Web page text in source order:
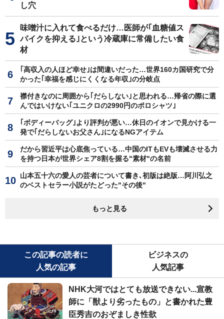
し穴
味噌汁に入れて食べるだけ…医師が｢血糖値ス
パイクを抑える｣という冷蔵庫に常備したい食
材
｢高収入の人ほど幸せ｣は間違いだった…世界160カ国研究で分
かった｢幸福を感じにくくなる年収｣の分岐点
襟付きなのに周囲から｢だらしない｣と思われる…帰省の際に選
んではいけない｢ユニクロの2990円のポロシャツ｣
｢ボディーバッグ｣より評判が悪い…休日のイオンで見かける一
発で｢だらしないお父さん｣になるNGアイテム
だから習近平は心底焦っている…中国のITもEVも壊滅させる力
を持つ日本が世界シェア8割を握る"素材"の名前
山本五十六の愛人の芸者について書き､初版は絶版…阿川弘之
のベストセラー小説がたどった"その後"
もっと見る
この記事の読者に
人気の記事
ビジネスの
人気記事
NHK大河ではとても放送できない...宣教
師に「獣より劣ったもの」と書かれた豊
臣秀吉のおぞましき性欲